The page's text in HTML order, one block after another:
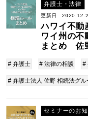
弁護士・法律
更新日
ハワイ不動
ワイ州の不
まとめ 佐
# 弁護士 # 法律の相談 #
# 弁護士法人 佐野 相続法グル
セミナーのお